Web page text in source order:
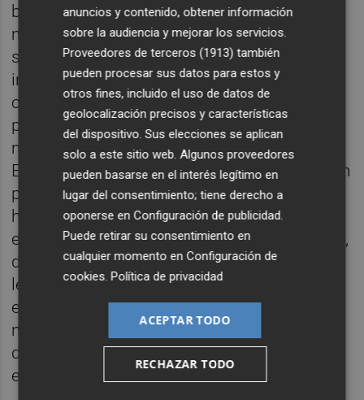
banca pueden elevarse hasta los 150.000
millones, cifra mucho más alta que la
solicitada. Las consultores extranjeras han
incluido -además de las dotaciones a la
cartera de las entidades inmobiliarias- unas
provisiones muy fuertes en las hipotecas
minoristas por la situación laboral de
España. Estiman que la elevada población en
paro en breve no podrá hacer frente a sus
hipotecas. Las consultoras han extrapolado
el caso Irlandés, con tasas de paro similares,
donde la morosidad asciende al 9% muy
lejos del 3% actual que tiene España. Con
estas exigencias de provisiones, las
necesidades de nuevo capital pueden
dispararse y pondrían de nuevo a España en
el foco de atención.
anuncios y contenido, obtener información
sobre la audiencia y mejorar los servicios.
Proveedores de terceros (1913) también
pueden procesar sus datos para estos y
otros fines, incluido el uso de datos de
geolocalización precisos y características
del dispositivo. Sus elecciones se aplican
solo a este sitio web. Algunos proveedores
pueden basarse en el interés legítimo en
lugar del consentimiento; tiene derecho a
oponerse enConfiguración de publicidad.
Puede retirar su consentimiento en
cualquier momento enConfiguración de
cookies.Política de privacidad
ACEPTAR TODO
RECHAZAR TODO